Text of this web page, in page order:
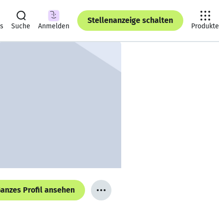
Suche Anmelden
Stellenanzeige schalten
Produkte
Profil ansehen